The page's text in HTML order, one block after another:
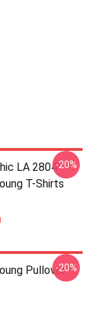
LA 2804
T-Shirts
-20%
Pullover-20%